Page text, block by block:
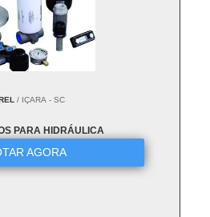
/ IÇARA - SC
PARA HIDRÁULICA
AGORA